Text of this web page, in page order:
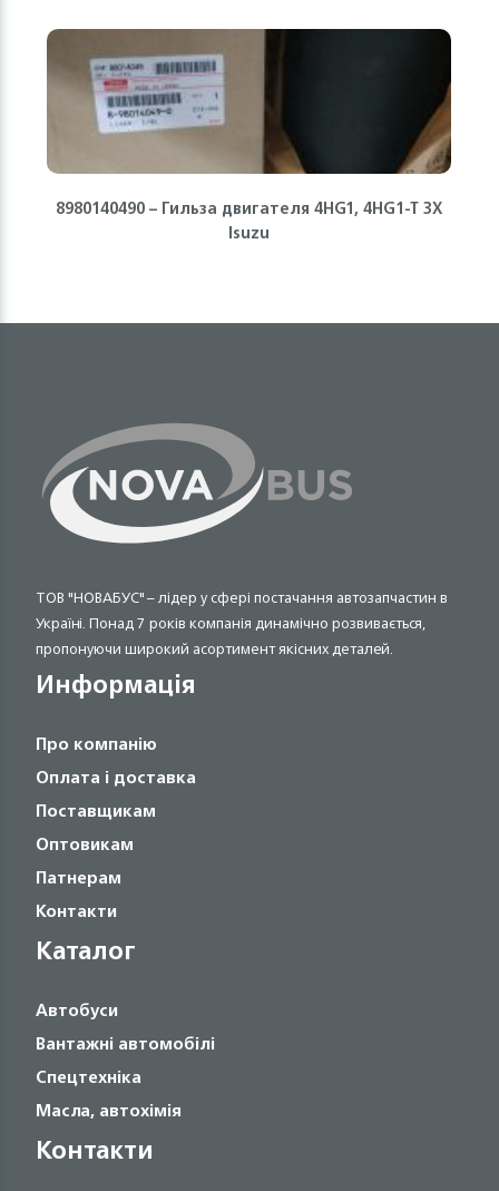
8980140490 – Гильза двигателя 4HG1, 4HG1-T 3X
Isuzu
ТОВ "НОВАБУС" – лідер у сфері постачання автозапчастин в
Україні. Понад 7 років компанія динамічно розвивається,
пропонуючи широкий асортимент якісних деталей.
Информація
Про компанію
Оплата і доставка
Поставщикам
Оптовикам
Патнерам
Контакти
Каталог
Автобуси
Вантажні автомобілі
Спецтехніка
Масла, автохімія
Контакти